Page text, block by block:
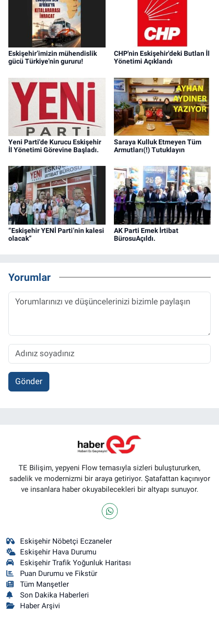
Eskişehir’imizin mühendislik
gücü Türkiye'nin gururu!
CHP'nin Eskişehir'deki Butlan İl
Yönetimi Açıklandı
Yeni Parti'de Kurucu Eskişehir
İl Yönetimi Görevine Başladı.
Saraya Kulluk Etmeyen Tüm
Armutları(!) Tutuklayın
“Eskişehir YENİ Parti’nin kalesi
olacak”
AK Parti Emek İrtibat
BürosuAçıldı.
Yorumlar
Gönder
TE Bilişim, yepyeni Flow temasıyla sizleri buluştururken,
sadelik ve modernizmi bir araya getiriyor. Şatafattan kaçınıyor
ve insanlara haber okuyabilecekleri bir altyapı sunuyor.
Eskişehir Nöbetçi Eczaneler
Eskişehir Hava Durumu
Eskişehir Trafik Yoğunluk Haritası
Puan Durumu ve Fikstür
Tüm Manşetler
Son Dakika Haberleri
Haber Arşivi